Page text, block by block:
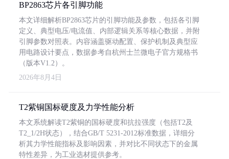
BP2863芯片各引脚功能
本文详细解析BP2863芯片的引脚功能及参数，包括各引脚
定义、典型电压/电流值、内部逻辑关系等核心数据，并附
引脚参数对照表。内容涵盖驱动配置、保护机制及典型应
用电路设计要点，数据参考自杭州士兰微电子官方规格书
（版本V1.2）。
2026年8月4日
T2紫铜国标硬度及力学性能分析
本文系统解读T2紫铜的国标硬度和抗拉强度（包括T2及
T2_1/2H状态），结合GB/T 5231-2012标准数据，详细分
析其力学性能指标及影响因素，并对比不同状态下的金属
特性差异，为工业选材提供参考。